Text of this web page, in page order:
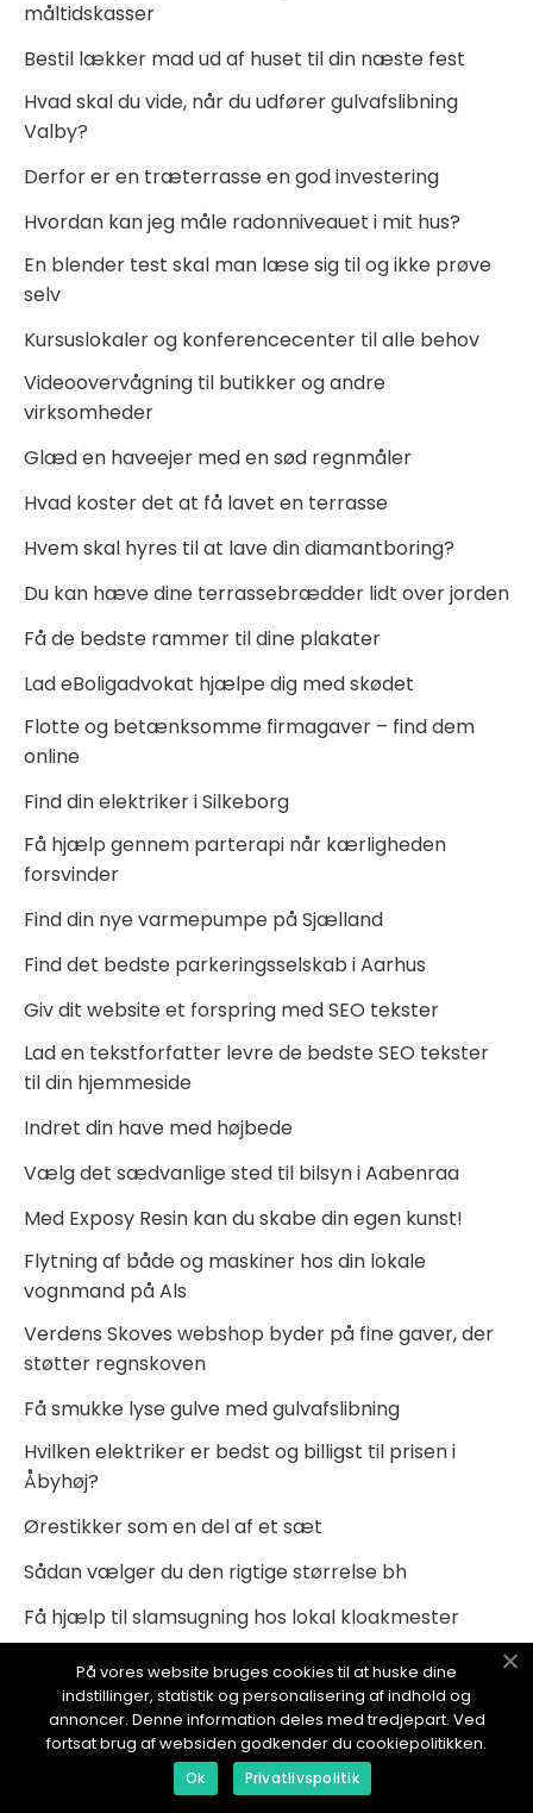
måltidskasser
Bestil lækker mad ud af huset til din næste fest
Hvad skal du vide, når du udfører gulvafslibning
Valby?
Derfor er en træterrasse en god investering
Hvordan kan jeg måle radonniveauet i mit hus?
En blender test skal man læse sig til og ikke prøve
selv
Kursuslokaler og konferencecenter til alle behov
Videoovervågning til butikker og andre
virksomheder
Glæd en haveejer med en sød regnmåler
Hvad koster det at få lavet en terrasse
Hvem skal hyres til at lave din diamantboring?
Du kan hæve dine terrassebrædder lidt over jorden
Få de bedste rammer til dine plakater
Lad eBoligadvokat hjælpe dig med skødet
Flotte og betænksomme firmagaver – find dem
online
Find din elektriker i Silkeborg
Få hjælp gennem parterapi når kærligheden
forsvinder
Find din nye varmepumpe på Sjælland
Find det bedste parkeringsselskab i Aarhus
Giv dit website et forspring med SEO tekster
Lad en tekstforfatter levre de bedste SEO tekster
til din hjemmeside
Indret din have med højbede
Vælg det sædvanlige sted til bilsyn i Aabenraa
Med Exposy Resin kan du skabe din egen kunst!
Flytning af både og maskiner hos din lokale
vognmand på Als
Verdens Skoves webshop byder på fine gaver, der
støtter regnskoven
Få smukke lyse gulve med gulvafslibning
Hvilken elektriker er bedst og billigst til prisen i
Åbyhøj?
Ørestikker som en del af et sæt
Sådan vælger du den rigtige størrelse bh
Få hjælp til slamsugning hos lokal kloakmester
Hvorfor købe undertøj online?
Gå en strålende sommer i møde med en
overdækket terrasse
Få hjælp til den rette opsætning af
På vores website bruges cookies til at huske dine
indstillinger, statistik og personalisering af indhold og
annoncer. Denne information deles med tredjepart. Ved
fortsat brug af websiden godkender du cookiepolitikken.
Ok Privatlivspolitik